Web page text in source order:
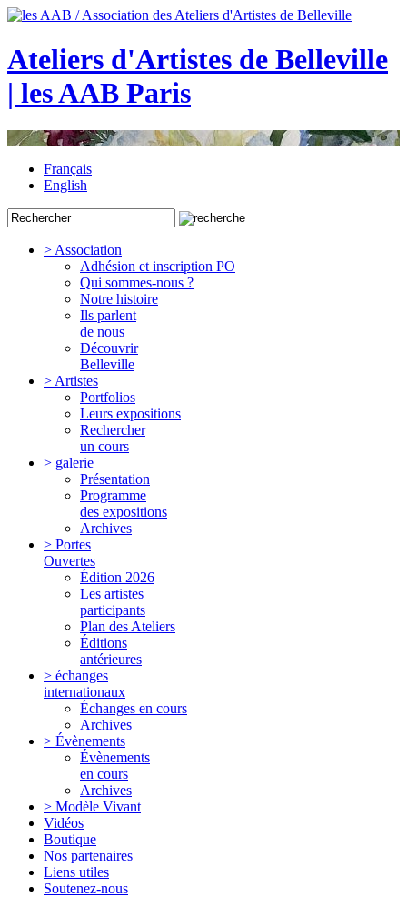
Ateliers d'Artistes de Belleville
| les AAB Paris
Français
English
> Association
Adhésion et inscription PO
Qui sommes-nous ?
Notre histoire
Ils parlent
de nous
Découvrir
Belleville
> Artistes
Portfolios
Leurs expositions
Rechercher
un cours
> galerie
Présentation
Programme
des expositions
Archives
> Portes
Ouvertes
Édition 2026
Les artistes
participants
Plan des Ateliers
Éditions
antérieures
> échanges
internationaux
Échanges en cours
Archives
> Évènements
Évènements
en cours
Archives
> Modèle Vivant
Vidéos
Boutique
Nos partenaires
Liens utiles
Soutenez-nous